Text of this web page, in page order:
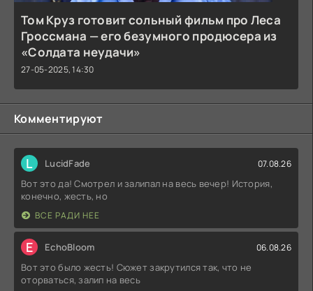
Том Круз готовит сольный фильм про Леса
Гроссмана — его безумного продюсера из
«Солдата неудачи»
27-05-2025, 14:30
Комментируют
L LucidFade 07.08.26
Вот это да! Смотрел и залипал на весь вечер! История,
конечно, жесть, но
ВСЕ РАДИ НЕЕ
E EchoBloom 06.08.26
Вот это было жесть! Сюжет закрутился так, что не
оторваться, залип на весь